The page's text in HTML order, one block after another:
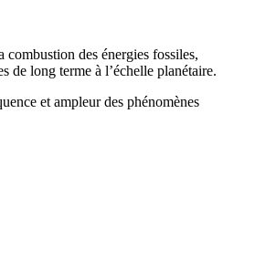
combustion des énergies fossiles,
de long terme à l’échelle planétaire.
et ampleur des phénomènes